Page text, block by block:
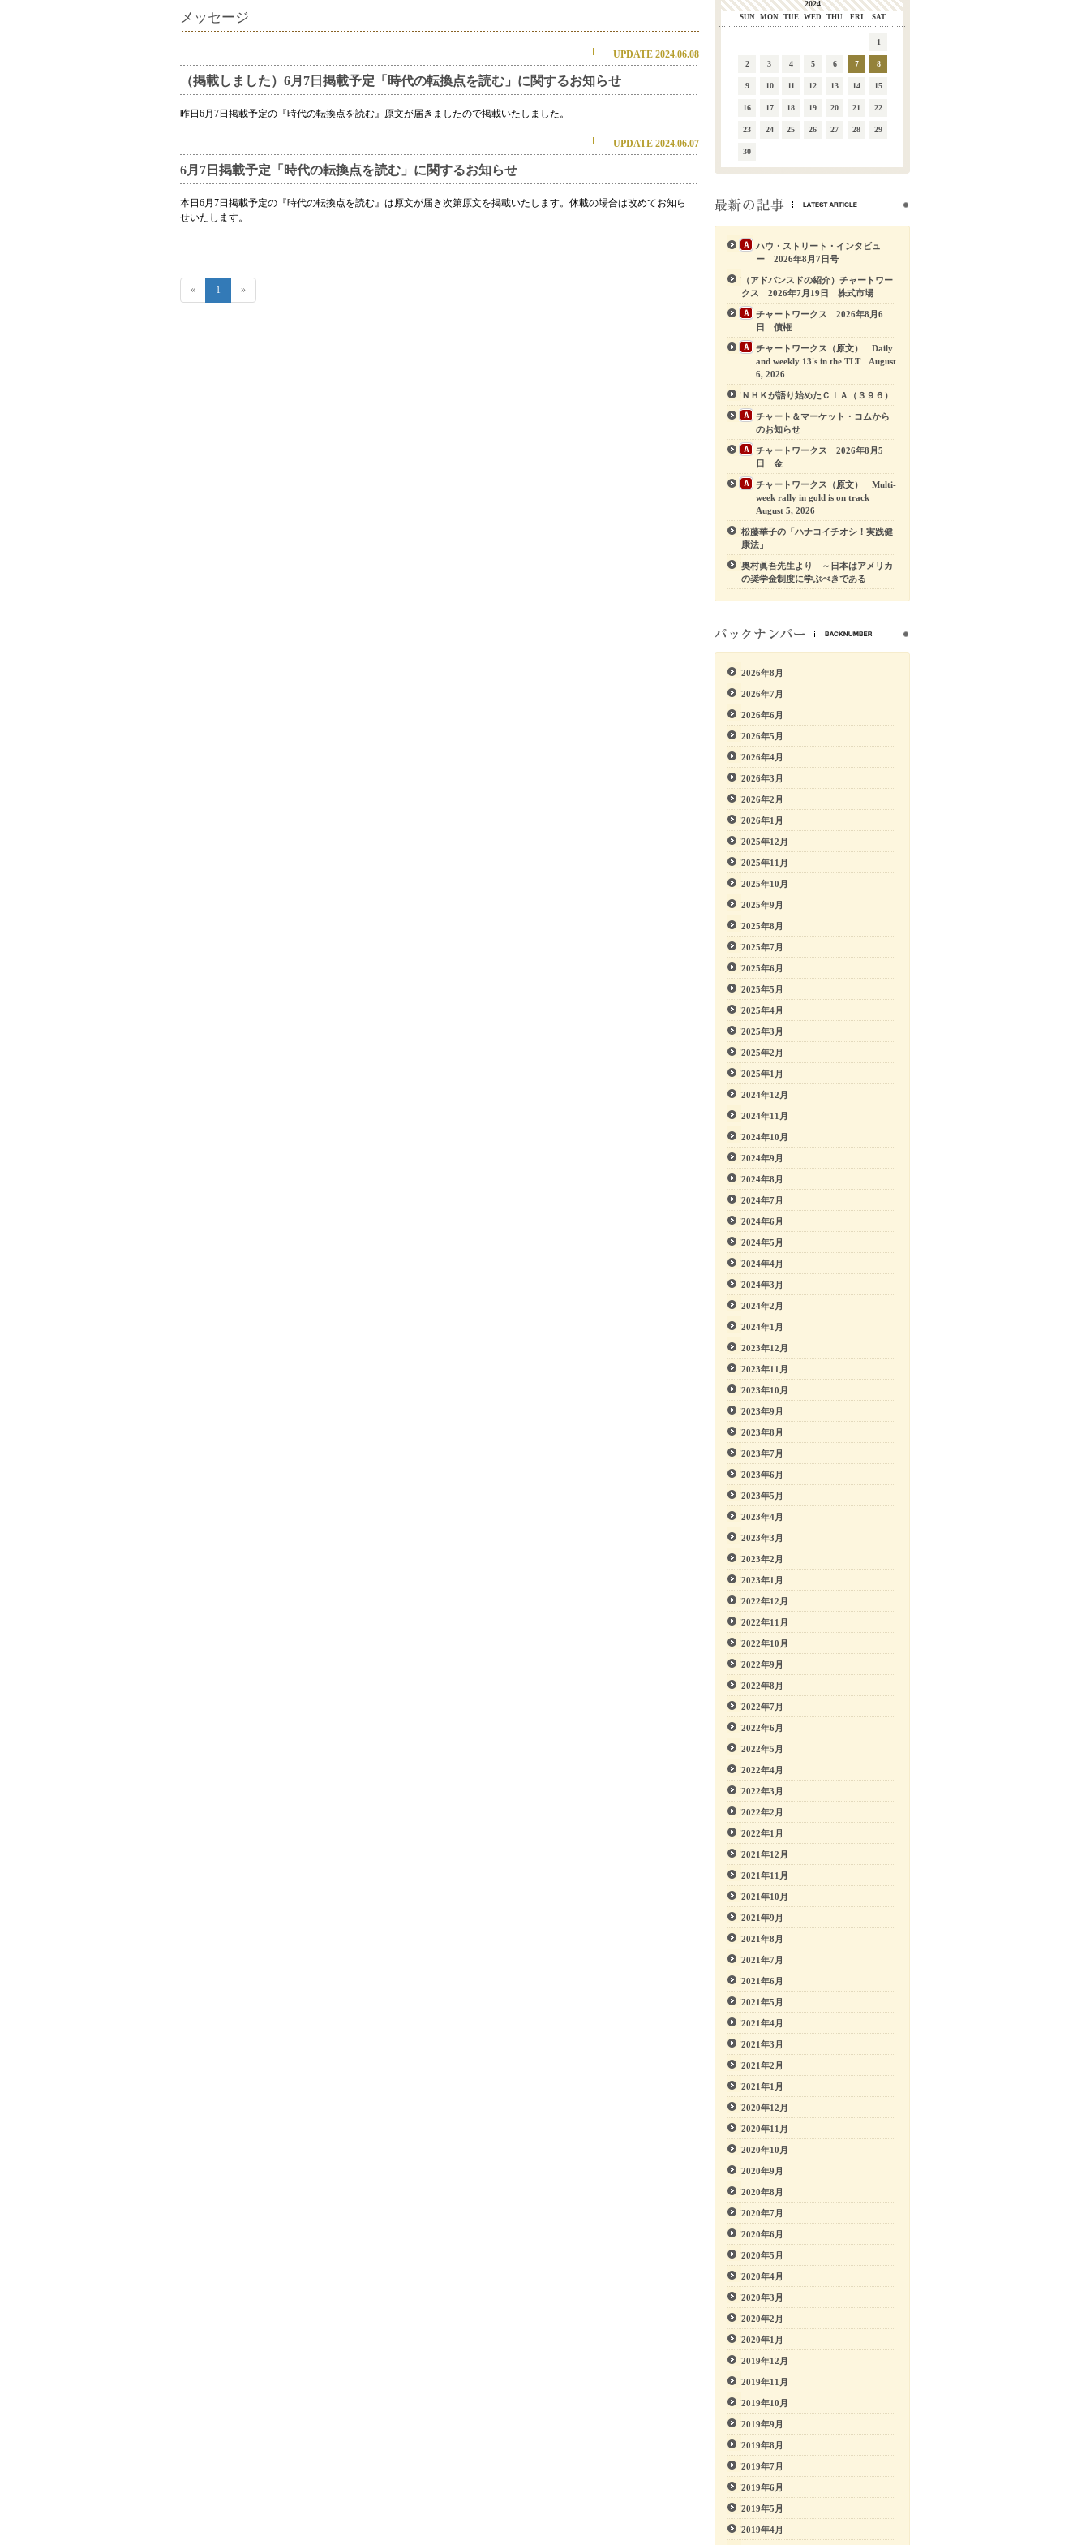
メッセージ
UPDATE 2024.06.08
（掲載しました）6月7日掲載予定「時代の転換点を読む」に関するお知らせ
昨日6月7日掲載予定の『時代の転換点を読む』原文が届きましたので掲載いたしました。
UPDATE 2024.06.07
6月7日掲載予定「時代の転換点を読む」に関するお知らせ
本日6月7日掲載予定の『時代の転換点を読む』は原文が届き次第原文を掲載いたします。休載の場合は改めてお知ら
せいたします。
« 1 »
2024
SUN MON TUE WED THU FRI SAT
1
2 3 4 5 6 7 8
9 10 11 12 13 14 15
16 17 18 19 20 21 22
23 24 25 26 27 28 29
30
ハウ・ストリート・インタビュ
ー 2026年8月7日号
（アドバンスドの紹介）チャートワー
クス 2026年7月19日 株式市場
チャートワークス 2026年8月6
日 債権
チャートワークス（原文） Daily
and weekly 13's in the TLT August
6, 2026
ＮＨＫが語り始めたＣＩＡ（３９６）
チャート＆マーケット・コムから
のお知らせ
チャートワークス 2026年8月5
日 金
チャートワークス（原文） Multi-
week rally in gold is on track
August 5, 2026
松藤華子の「ハナコイチオシ！実践健
康法」
奥村眞吾先生より ～日本はアメリカ
の奨学金制度に学ぶべきである
2026年8月
2026年7月
2026年6月
2026年5月
2026年4月
2026年3月
2026年2月
2026年1月
2025年12月
2025年11月
2025年10月
2025年9月
2025年8月
2025年7月
2025年6月
2025年5月
2025年4月
2025年3月
2025年2月
2025年1月
2024年12月
2024年11月
2024年10月
2024年9月
2024年8月
2024年7月
2024年6月
2024年5月
2024年4月
2024年3月
2024年2月
2024年1月
2023年12月
2023年11月
2023年10月
2023年9月
2023年8月
2023年7月
2023年6月
2023年5月
2023年4月
2023年3月
2023年2月
2023年1月
2022年12月
2022年11月
2022年10月
2022年9月
2022年8月
2022年7月
2022年6月
2022年5月
2022年4月
2022年3月
2022年2月
2022年1月
2021年12月
2021年11月
2021年10月
2021年9月
2021年8月
2021年7月
2021年6月
2021年5月
2021年4月
2021年3月
2021年2月
2021年1月
2020年12月
2020年11月
2020年10月
2020年9月
2020年8月
2020年7月
2020年6月
2020年5月
2020年4月
2020年3月
2020年2月
2020年1月
2019年12月
2019年11月
2019年10月
2019年9月
2019年8月
2019年7月
2019年6月
2019年5月
2019年4月